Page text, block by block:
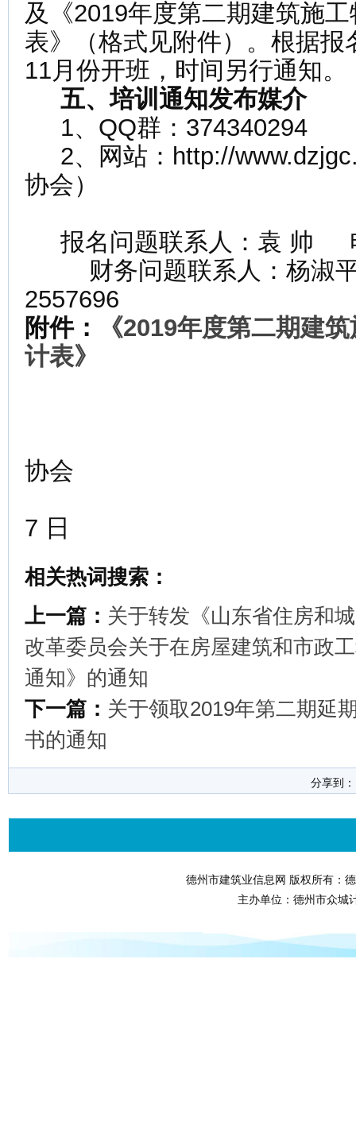
及《2019年度第二期建筑施
表》（格式见附件）。根据报
11月份开班，时间另行通知。
五、培训通知发布媒介
1、QQ群：374340294
2、网站：http://
协会）
报名问题联系人：袁 帅
财务问题联系人：杨淑平
2557696
附件：
《2019年度第二期建
计表》
协会
7 日
相关热词搜索：
上一篇： 关于转发《山东省住房和
改革委员会关于在房屋建筑和市政
通知》的通知
下一篇： 关于领取2019年第二期延
书的通知
分享到
德州市建筑业信息网 版权所有：
主办单位：德州市众城